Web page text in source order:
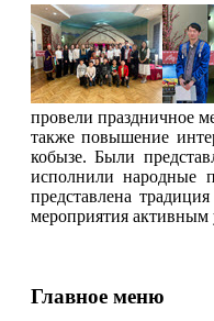
провели праздничное
также повышение
кобызе. Были
исполнили народные
представлена
мероприятия активным
Главное меню